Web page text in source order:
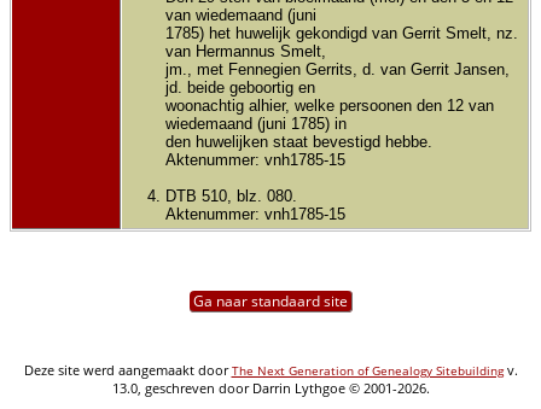
van wiedemaand (juni
1785) het huwelijk gekondigd van Gerrit Smelt, nz.
van Hermannus Smelt,
jm., met Fennegien Gerrits, d. van Gerrit Jansen,
jd. beide geboortig en
woonachtig alhier, welke persoonen den 12 van
wiedemaand (juni 1785) in
den huwelijken staat bevestigd hebbe.
Aktenummer: vnh1785-15
DTB 510, blz. 080.
Aktenummer: vnh1785-15
Ga naar standaard site
Deze site werd aangemaakt doorThe Next Generation of Genealogy Sitebuildingv.
13.0, geschreven door Darrin Lythgoe © 2001-2026.